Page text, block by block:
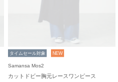
タイムセール対象 NEW
Samansa Mos2
カットドビー胸元レースワンピース